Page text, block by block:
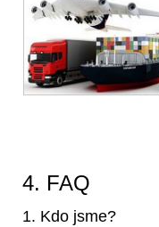
4. FAQ
1. Kdo jsme?